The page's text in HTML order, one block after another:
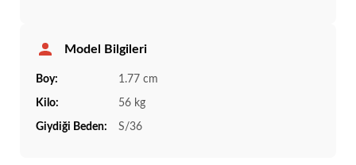
Model Bilgileri
Boy: 1.77 cm
Kilo: 56 kg
Giydiği Beden: S/36